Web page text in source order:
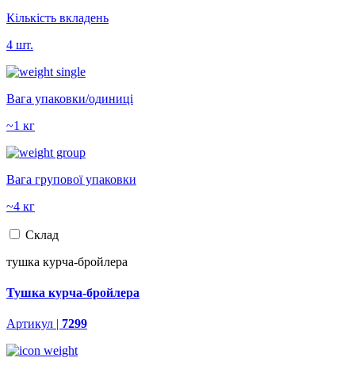
Кількість вкладень
4 шт.
Вага упаковки/одиниці
~1 кг
Вага групової упаковки
~4 кг
Склад
тушка курча-бройлера
Тушка курча-бройлера
Артикул | 7299